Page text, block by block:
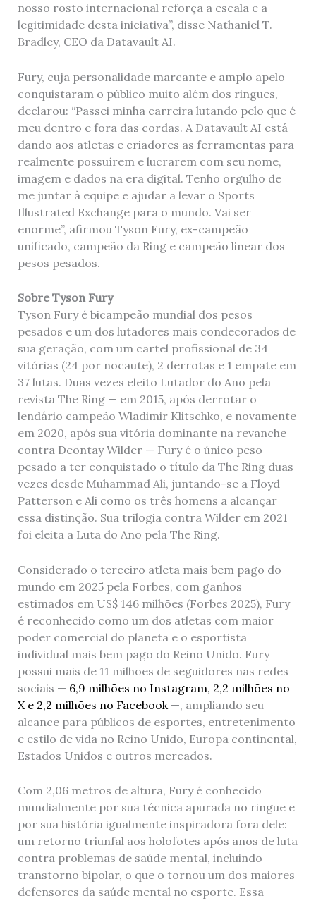
nosso rosto internacional reforça a escala e a
legitimidade desta iniciativa”, disse Nathaniel T.
Bradley, CEO da Datavault AI.
Fury, cuja personalidade marcante e amplo apelo
conquistaram o público muito além dos ringues,
declarou: “Passei minha carreira lutando pelo que é
meu dentro e fora das cordas. A Datavault AI está
dando aos atletas e criadores as ferramentas para
realmente possuírem e lucrarem com seu nome,
imagem e dados na era digital. Tenho orgulho de
me juntar à equipe e ajudar a levar o Sports
Illustrated Exchange para o mundo. Vai ser
enorme”, afirmou Tyson Fury, ex-campeão
unificado, campeão da Ring e campeão linear dos
pesos pesados.
Sobre Tyson Fury
Tyson Fury é bicampeão mundial dos pesos
pesados ​​e um dos lutadores mais condecorados de
sua geração, com um cartel profissional de 34
vitórias (24 por nocaute), 2 derrotas e 1 empate em
37 lutas. Duas vezes eleito Lutador do Ano pela
revista The Ring — em 2015, após derrotar o
lendário campeão Wladimir Klitschko, e novamente
em 2020, após sua vitória dominante na revanche
contra Deontay Wilder — Fury é o único peso
pesado a ter conquistado o título da The Ring duas
vezes desde Muhammad Ali, juntando-se a Floyd
Patterson e Ali como os três homens a alcançar
essa distinção. Sua trilogia contra Wilder em 2021
foi eleita a Luta do Ano pela The Ring.
Considerado o terceiro atleta mais bem pago do
mundo em 2025 pela Forbes, com ganhos
estimados em US$ 146 milhões (Forbes 2025), Fury
é reconhecido como um dos atletas com maior
poder comercial do planeta e o esportista
individual mais bem pago do Reino Unido. Fury
possui mais de 11 milhões de seguidores nas redes
sociais — 6,9 milhões no Instagram, 2,2 milhões no
X e 2,2 milhões no Facebook—, ampliando seu
alcance para públicos de esportes, entretenimento
e estilo de vida no Reino Unido, Europa continental,
Estados Unidos e outros mercados.
Com 2,06 metros de altura, Fury é conhecido
mundialmente por sua técnica apurada no ringue e
por sua história igualmente inspiradora fora dele:
um retorno triunfal aos holofotes após anos de luta
contra problemas de saúde mental, incluindo
transtorno bipolar, o que o tornou um dos maiores
defensores da saúde mental no esporte. Essa